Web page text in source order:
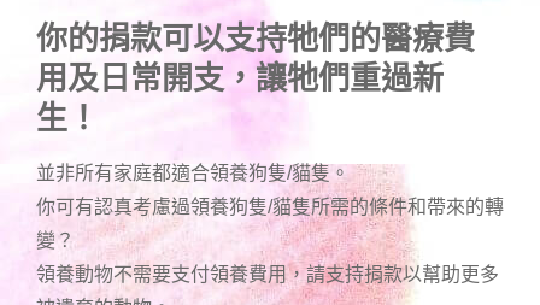
你的捐款可以支持牠們的醫療費
用及日常開支，讓牠們重過新
生！
並非所有家庭都適合領養狗隻/貓隻。
你可有認真考慮過領養狗隻/貓隻所需的條件和帶來的轉
變？
領養動物不需要支付領養費用，請支持捐款以幫助更多